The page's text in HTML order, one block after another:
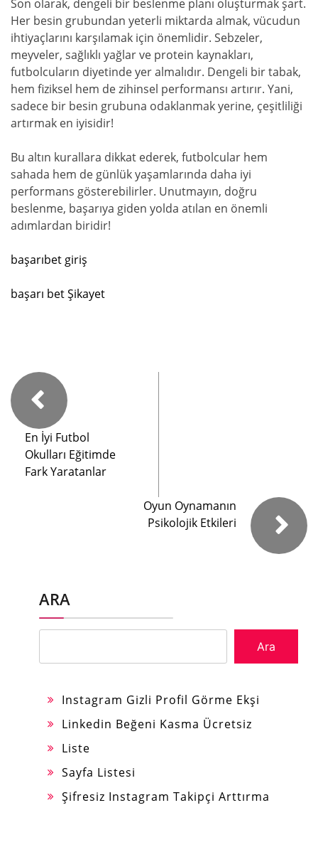
Son olarak, dengeli bir beslenme planı oluşturmak şart.
Her besin grubundan yeterli miktarda almak, vücudun
ihtiyaçlarını karşılamak için önemlidir. Sebzeler,
meyveler, sağlıklı yağlar ve protein kaynakları,
futbolcuların diyetinde yer almalıdır. Dengeli bir tabak,
hem fiziksel hem de zihinsel performansı artırır. Yani,
sadece bir besin grubuna odaklanmak yerine, çeşitliliği
artırmak en iyisidir!
Bu altın kurallara dikkat ederek, futbolcular hem
sahada hem de günlük yaşamlarında daha iyi
performans gösterebilirler. Unutmayın, doğru
beslenme, başarıya giden yolda atılan en önemli
adımlardan biridir!
başarıbet giriş
başarı bet Şikayet
En İyi Futbol
Okulları Eğitimde
Fark Yaratanlar
Oyun Oynamanın
Psikolojik Etkileri
ARA
Ara
Instagram Gizli Profil Görme Ekşi
Linkedin Beğeni Kasma Ücretsiz
Liste
Sayfa Listesi
Şifresiz Instagram Takipçi Arttırma